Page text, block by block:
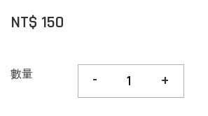
NT$ 150
數量 - +